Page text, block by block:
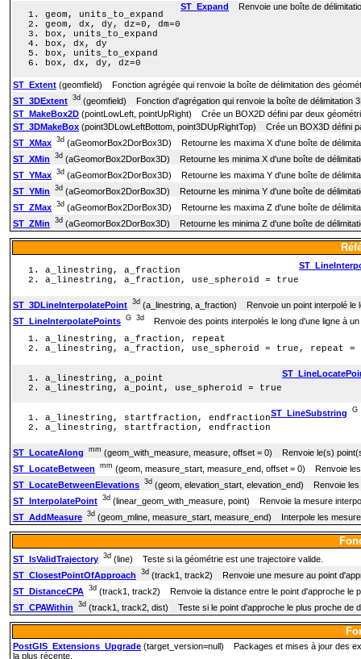
ST_Expand Renvoie une boîte de
geom, units_to_expand
geom, dx, dy, dz=0, dm=0
box, units_to_expand
box, dx, dy
box, units_to_expand
box, dx, dy, dz=0
ST_Extent (geomfield) Fonction agrégée qui renvoie la boîte de délimitation des
ST_3DExtent 3d (geomfield) Fonction d'agrégation qui renvoie la boîte de délimitation
ST_MakeBox2D (pointLowLeft, pointUpRight) Crée un BOX2D défini par deux
ST_3DMakeBox (point3DLowLeftBottom, point3DUpRightTop) Crée un BOX3D défini
ST_XMax 3d (aGeomorBox2DorBox3D) Retourne les maxima X d'une boîte de
ST_XMin
3d (aGeomorBox2DorBox3D) Retourne les minima X d'une boîte de
ST_YMax 3d (aGeomorBox2DorBox3D) Retourne les maxima Y d'une boîte de
ST_YMin
3d (aGeomorBox2DorBox3D) Retourne les minima Y d'une boîte de
ST_ZMax 3d (aGeomorBox2DorBox3D) Retourne les maxima Z d'une boîte de
ST_ZMin
3d (aGeomorBox2DorBox3D) Retourne les minima Z d'une boîte de
a_linestring, a_fraction
a_linestring, a_fraction, use_spheroid = true
ST_3DLineInterpolatePoint 3d (a_linestring, a_fraction) Renvoie un point interpolé le
ST_LineInterpolatePoints G 3d Renvoie des points interpolés le long d'une ligne à
a_linestring, a_fraction, repeat
a_linestring, a_fraction, use_spheroid = true, repeat =
a_linestring, a_point
a_linestring, a_point, use_spheroid = true
ST_LineSubstring G
a_linestring, startfraction, endfraction
a_linestring, startfraction, endfraction
ST_LocateAlong mm (geom_with_measure, measure, offset = 0) Renvoie le(s)
ST_LocateBetween
mm (geom, measure_start, measure_end, offset = 0) Renvoie
ST_LocateBetweenElevations 3d (geom, elevation_start, elevation_end) Renvoie
ST_InterpolatePoint 3d (linear_geom_with_measure, point) Renvoie la mesure
ST_AddMeasure 3d (geom_mline, measure_start, measure_end) Interpole les
ST_IsValidTrajectory 3d (line) Teste si la géométrie est une trajectoire valide.
ST_ClosestPointOfApproach
3d (track1, track2) Renvoie une mesure au point
ST_DistanceCPA 3d (track1, track2) Renvoie la distance entre le point d'approche le
ST_CPAWithin
3d (track1, track2, dist) Teste si le point d'approche le plus proche de
PostGIS_Extensions_Upgrade (target_version=null) Packages et mises à jour des
la plus récente.